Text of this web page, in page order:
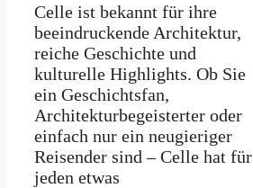
Celle ist bekannt für ihre
beeindruckende Architektur,
reiche Geschichte und
kulturelle Highlights. Ob Sie
ein Geschichtsfan,
Architekturbegeisterter oder
einfach nur ein neugieriger
Reisender sind – Celle hat für
jeden etwas